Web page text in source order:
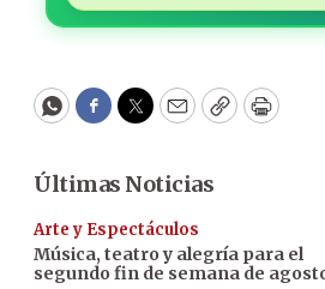
WhatsApp
Facebook
Twitter
EmailCopyPrint
Últimas Noticias
Arte y Espectáculos
Música, teatro y alegría para el
segundo fin de semana de